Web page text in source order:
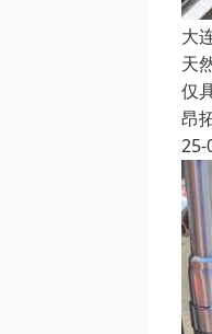
大
天
仅
昂
25-